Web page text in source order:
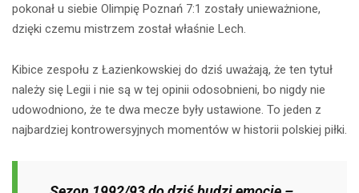
pokonał u siebie Olimpię Poznań 7:1 zostały unieważnione,
dzięki czemu mistrzem został właśnie Lech.
Kibice zespołu z Łazienkowskiej do dziś uważają, że ten tytuł
należy się Legii i nie są w tej opinii odosobnieni, bo nigdy nie
udowodniono, że te dwa mecze były ustawione. To jeden z
najbardziej kontrowersyjnych momentów w historii polskiej piłki.